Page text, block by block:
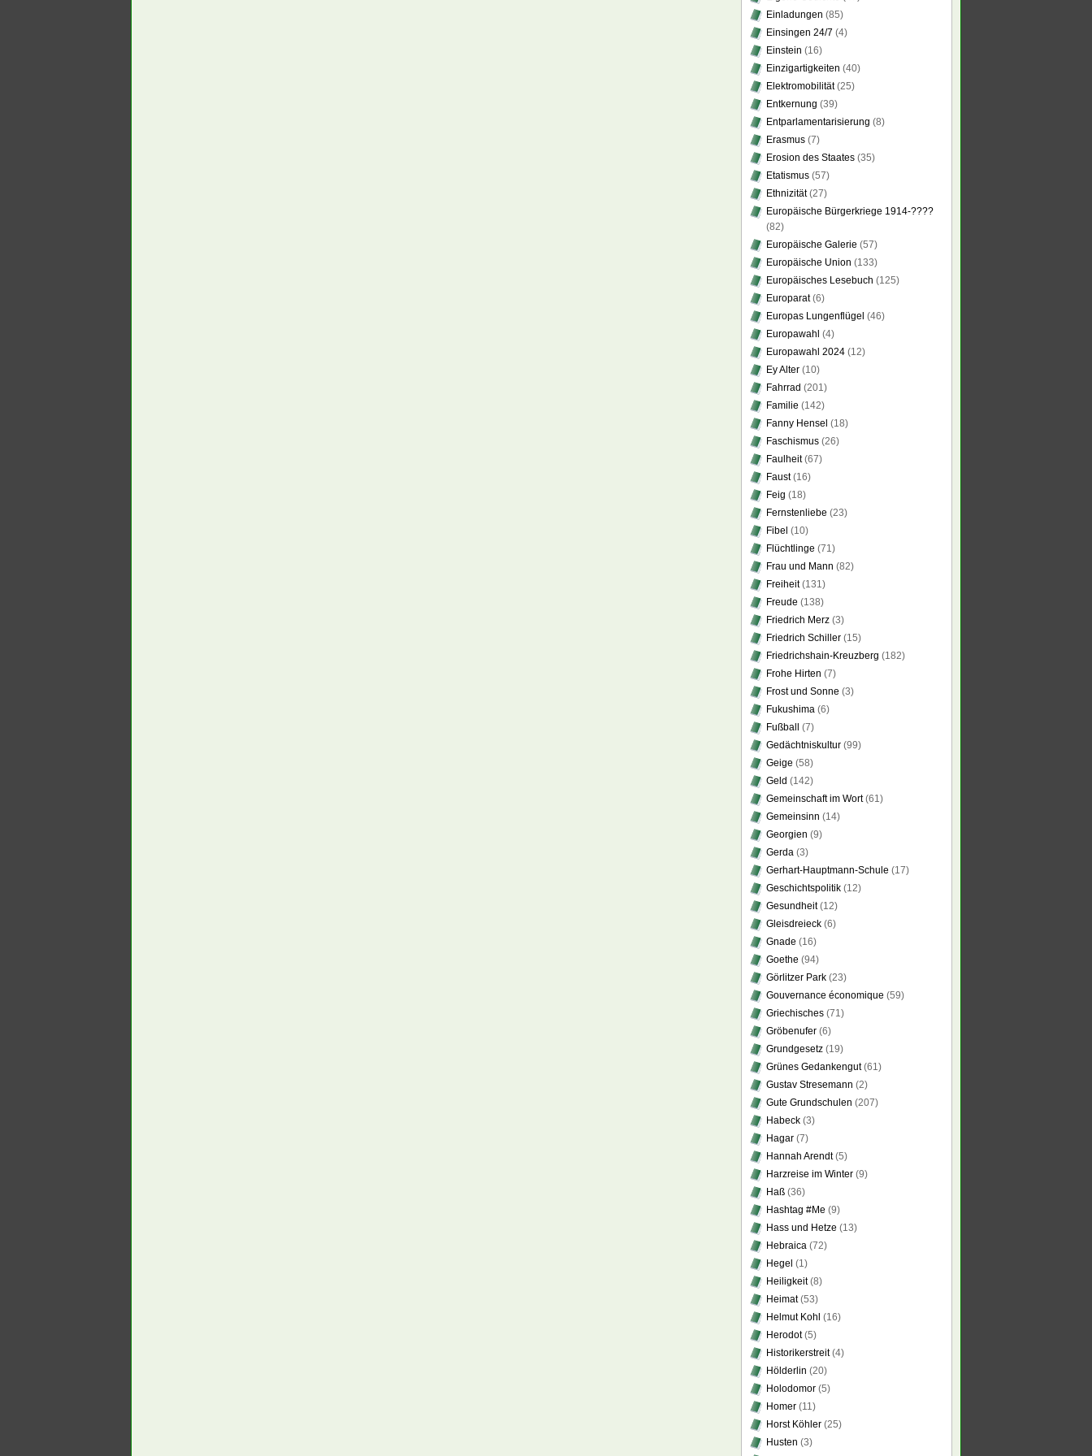
Einladungen (85)
Einsingen 24/7 (4)
Einstein (16)
Einzigartigkeiten (40)
Elektromobilität(25)
Entkernung (39)
Entparlamentarisierung (8)
Erasmus (7)
Erosion des Staates (35)
Etatismus (57)
Ethnizität(27)
Europäische Bürgerkriege 1914-????
(82)
Europäische Galerie (57)
Europäische Union (133)
Europäisches Lesebuch (125)
Europarat(6)
Europas Lungenflügel (46)
Europawahl (4)
Europawahl 2024 (12)
Ey Alter (10)
Fahrrad (201)
Familie (142)
Fanny Hensel (18)
Faschismus (26)
Faulheit(67)
Faust(16)
Feig (18)
Fernstenliebe (23)
Fibel (10)
Flüchtlinge (71)
Frau und Mann (82)
Freiheit(131)
Freude (138)
Friedrich Merz (3)
Friedrich Schiller (15)
Friedrichshain-Kreuzberg (182)
Frohe Hirten (7)
Frost und Sonne (3)
Fukushima (6)
Fußball
(7)
Gedächtniskultur (99)
Geige (58)
Geld (142)
Gemeinschaft im Wort(61)
Gemeinsinn (14)
Georgien (9)
Gerda (3)
Gerhart-Hauptmann-Schule (17)
Geschichtspolitik (12)
Gesundheit(12)
Gleisdreieck (6)
Gnade (16)
Goethe (94)
Görlitzer Park (23)
Gouvernance économique (59)
Griechisches (71)
Gröbenufer (6)
Grundgesetz (19)
Grünes Gedankengut(61)
Gustav Stresemann (2)
Gute Grundschulen (207)
Habeck (3)
Hagar (7)
Hannah Arendt(5)
Harzreise im Winter (9)
Haß (36)
Hashtag #Me (9)
Hass und Hetze (13)
Hebraica (72)
Hegel (1)
Heiligkeit(8)
Heimat(53)
Helmut Kohl (16)
Herodot(5)
Historikerstreit(4)
Hölderlin (20)
Holodomor (5)
Homer (11)
Horst Köhler (25)
Husten (3)